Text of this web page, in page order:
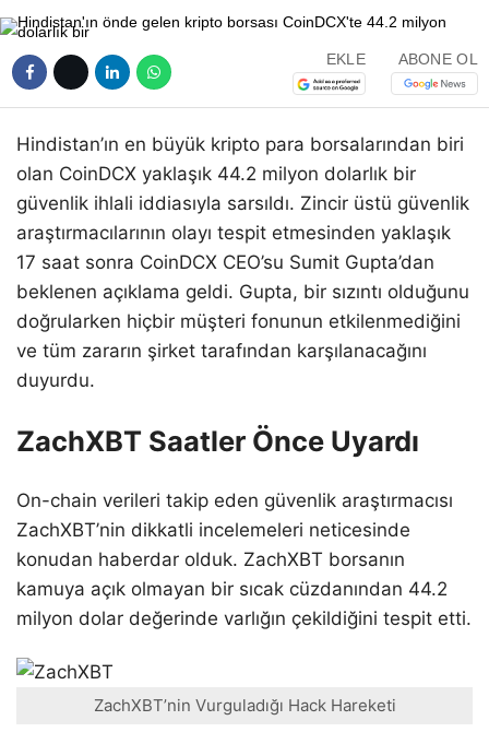
EKLE ABONE OL
Hindistan’ın en büyük kripto para borsalarından biri
olan CoinDCX yaklaşık 44.2 milyon dolarlık bir
güvenlik ihlali iddiasıyla sarsıldı. Zincir üstü güvenlik
araştırmacılarının olayı tespit etmesinden yaklaşık
17 saat sonra CoinDCX CEO’su Sumit Gupta’dan
beklenen açıklama geldi. Gupta, bir sızıntı olduğunu
doğrularken hiçbir müşteri fonunun etkilenmediğini
ve tüm zararın şirket tarafından karşılanacağını
duyurdu.
ZachXBT Saatler Önce Uyardı
On-chain verileri takip eden güvenlik araştırmacısı
ZachXBT’nin dikkatli incelemeleri neticesinde
konudan haberdar olduk. ZachXBT borsanın
kamuya açık olmayan bir sıcak cüzdanından 44.2
milyon dolar değerinde varlığın çekildiğini tespit etti.
ZachXBT’nin Vurguladığı Hack Hareketi